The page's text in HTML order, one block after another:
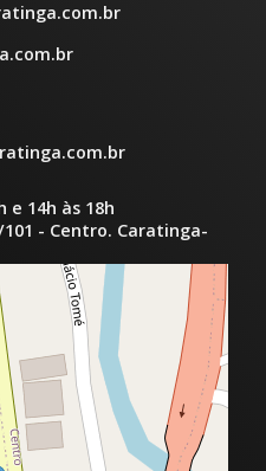
e 14h às 18h
- Centro. Caratinga-